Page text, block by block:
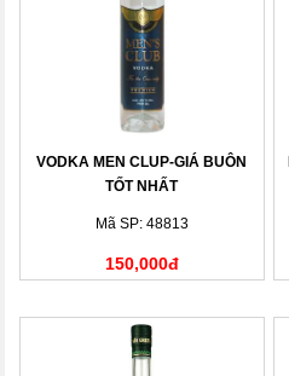
VODKA MEN CLUP-GIÁ BUÔN
TỐT NHẤT
Mã SP: 48813
150,000đ